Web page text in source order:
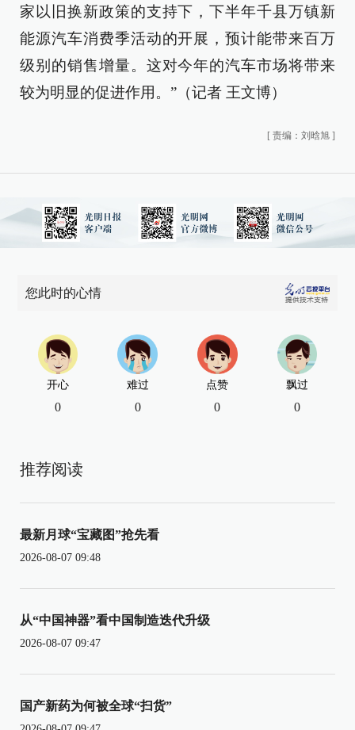
家以旧换新政策的支持下，下半年千县万镇新
能源汽车消费季活动的开展，预计能带来百万
级别的销售增量。这对今年的汽车市场将带来
较为明显的促进作用。”（记者 王文博）
[ 责编：刘晗旭 ]
您此时的心情
开心
0
难过
0
点赞
0
飘过
0
推荐阅读
最新月球“宝藏图”抢先看
2026-08-07 09:48
从“中国神器”看中国制造迭代升级
2026-08-07 09:47
国产新药为何被全球“扫货”